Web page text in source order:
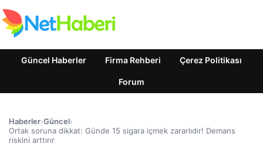
Güncel Haberler Firma Rehberi Çerez Politikası
Forum
Haberler›Güncel›
Ortak soruna dikkat: Günde 15 sigara içmek zararlıdır! Demans
riskini arttırır